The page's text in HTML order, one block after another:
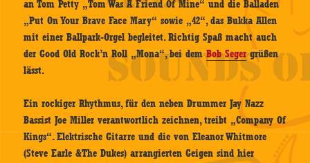
an Tom Petty „Tom Was A Friend Of Mine“ und die Balladen
„Put On Your Brave Face Mary“ sowie „42“, das Bukka Allen
mit einer Ballpark-Orgel begleitet. Richtig Spaß macht auch
der Good Old Rock’n Roll „Mona“, bei demBob Segergrüßen
lässt.
Ein rockiger Rhythmus, für den neben Drummer Jay Nazz
Bassist Joe Miller verantwortlich zeichnen, treibt „Company Of
Kings“. Elektrische Gitarre und die von Eleanor Whitmore
(Steve Earle &The Dukes) arrangierten Geigen sind hier